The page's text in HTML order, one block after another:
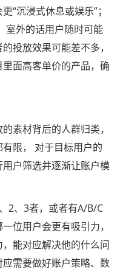
“沉浸式休息或娱乐”；
室外的话用户随时可能
投放效果可能差不多，
面高客单价的产品，确
材背后的人群归类，
限， 对于目标用户的
户筛选并逐渐让账户模
、3者，或者有A/B/C
位用户会更有吸引力，
能对应解决他的什么问
需要做好账户策略、数